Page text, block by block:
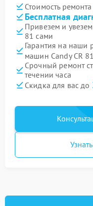
Стоимость ремонта
Бесплатная
Привезем и
81 сами
Гарантия на наши
машин Candy CR 81
Срочный ремонт
течении часа
Скидка для вас до